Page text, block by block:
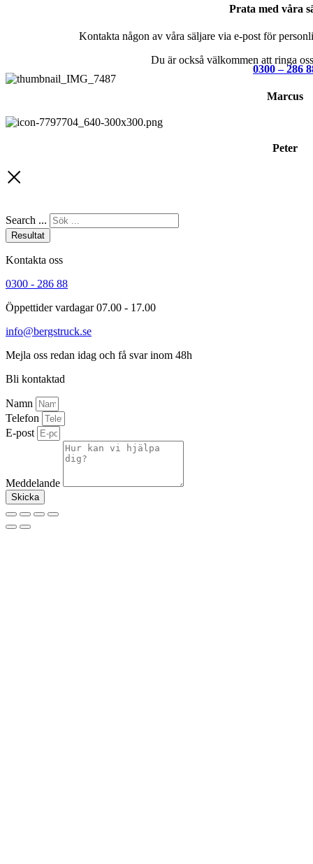
Prata med våra
Kontakta någon av våra säljare via e-post för
Du är också välkommen att ringa
0300 – 286
Marcus
Peter
Search ...
Resultat
Kontakta oss
0300 - 286 88
Öppettider vardagar 07.00 - 17.00
info@bergstruck.se
Mejla oss redan idag och få svar inom 48h
Bli kontaktad
Namn
Telefon
E-post
Meddelande
Skicka